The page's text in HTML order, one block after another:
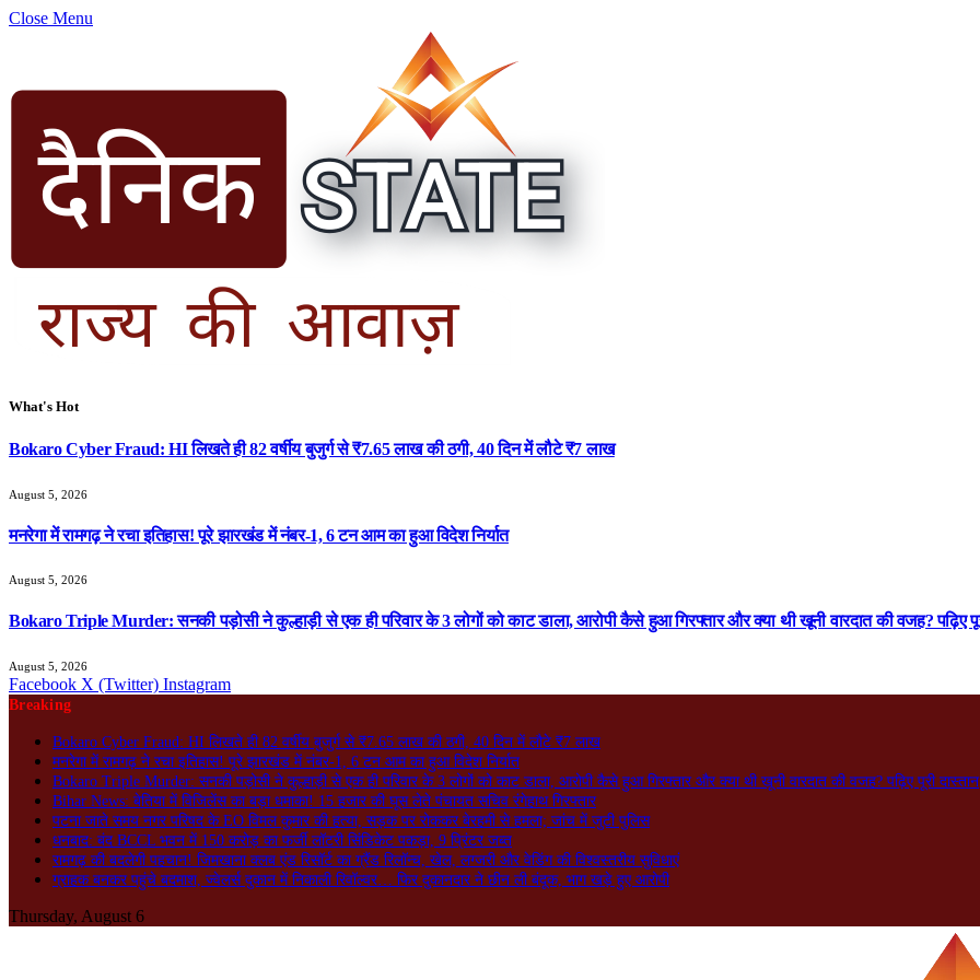
Close Menu
What's Hot
Bokaro Cyber Fraud: HI लिखते ही 82 वर्षीय बुजुर्ग से ₹7.65 लाख की ठगी, 40 दिन में लौटे ₹7 लाख
August 5, 2026
मनरेगा में रामगढ़ ने रचा इतिहास! पूरे झारखंड में नंबर-1, 6 टन आम का हुआ विदेश निर्यात
August 5, 2026
Bokaro Triple Murder: सनकी पड़ोसी ने कुल्हाड़ी से एक ही परिवार के 3 लोगों को काट डाला, आरोपी कैसे हुआ गिरफ्तार और क्या थी खूनी वारदात की वजह? पढ़िए
August 5, 2026
Facebook X (Twitter) Instagram
Breaking
Bokaro Cyber Fraud: HI लिखते ही 82 वर्षीय बुजुर्ग से ₹7.65 लाख की ठगी, 40 दिन में लौटे ₹7 लाख
मनरेगा में रामगढ़ ने रचा इतिहास! पूरे झारखंड में नंबर-1, 6 टन आम का हुआ विदेश निर्यात
Bokaro Triple Murder: सनकी पड़ोसी ने कुल्हाड़ी से एक ही परिवार के 3 लोगों को काट डाला, आरोपी कैसे हुआ गिरफ्तार और क्या थी खूनी वारदात की वजह? पढ़िए पूरी दास्तान
Bihar News: बेतिया में विजिलेंस का बड़ा धमाका! 15 हजार की घूस लेते पंचायत सचिव रंगेहाथ गिरफ्तार
पटना जाते समय नगर परिषद के EO विमल कुमार की हत्या, सड़क पर रोककर बेरहमी से हमला; जांच में जुटी पुलिस
धनबाद: बंद BCCL भवन में 150 करोड़ का फर्जी लॉटरी सिंडिकेट पकड़ा, 9 प्रिंटर जब्त
रामगढ़ की बदलेगी पहचान! जिमखाना क्लब एंड रिसॉर्ट का ग्रैंड रिलॉन्च, खेल, लग्जरी और वेडिंग की विश्वस्तरीय सुविधाएं
ग्राहक बनकर पहुंचे बदमाश, ज्वेलर्स दुकान में निकाली रिवॉल्वर… फिर दुकानदार ने छीन ली बंदूक, भाग खड़े हुए आरोपी
Thursday, August 6